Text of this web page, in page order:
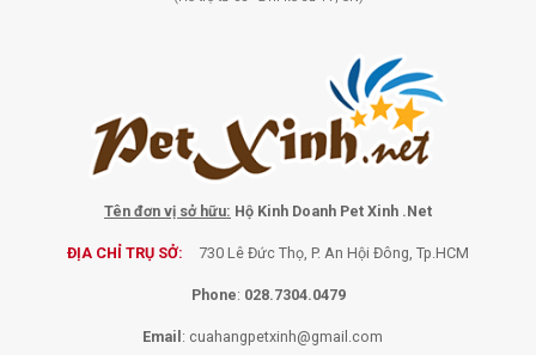
Tên đơn vị sở hữu: Hộ Kinh Doanh Pet Xinh .Net
ĐỊA CHỈ TRỤ SỞ: 730 Lê Đức Thọ, P. An Hội Đông, Tp.HCM
Phone: 028.7304.0479
Email: cuahangpetxinh@gmail.com